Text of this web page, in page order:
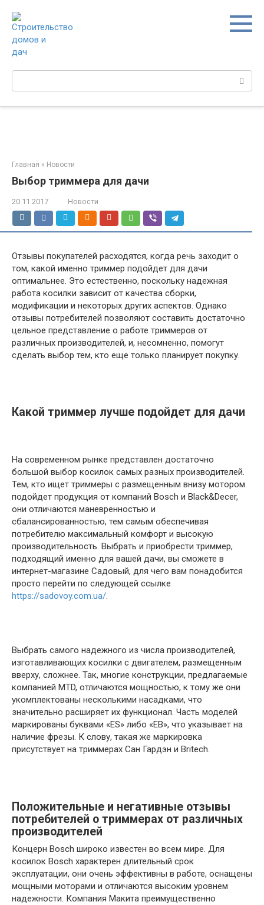
контенту
Главная » Новости
Выбор триммера для дачи
20.11.2017 Новости
Отзывы покупателей расходятся, когда речь заходит о
том, какой именно триммер подойдет для дачи
оптимальнее. Это естественно, поскольку надежная
работа косилки зависит от качества сборки,
модификации и некоторых других аспектов. Однако
отзывы потребителей позволяют составить достаточно
цельное представление о работе триммеров от
различных производителей, и, несомненно, помогут
сделать выбор тем, кто еще только планирует покупку.
Какой триммер лучше подойдет для дачи
На современном рынке представлен достаточно
большой выбор косилок самых разных производителей.
Тем, кто ищет триммеры с размещенным внизу мотором
подойдет продукция от компаний Bosch и Black&Decer,
они отличаются маневренностью и
сбалансированностью, тем самым обеспечивая
потребителю максимальный комфорт и высокую
производительность. Выбрать и приобрести триммер,
подходящий именно для вашей дачи, вы сможете в
интернет-магазине Садовый, для чего вам понадобится
просто перейти по следующей ссылке
https://sadovoy.com.ua/.
Выбрать самого надежного из числа производителей,
изготавливающих косилки с двигателем, размещенным
вверху, сложнее. Так, многие конструкции, предлагаемые
компанией MTD, отличаются мощностью, к тому же они
укомплектованы несколькими насадками, что
значительно расширяет их функционал. Часть моделей
маркированы буквами «ES» либо «EB», что указывает на
наличие фрезы. К слову, такая же маркировка
присутствует на триммерах Сан Гардэн и Britech.
Положительные и негативные отзывы
потребителей о триммерах от различных
производителей
Концерн Bosch широко известен во всем мире. Для
косилок Bosch характерен длительный срок
эксплуатации, они очень эффективны в работе, оснащены
мощными моторами и отличаются высоким уровнем
надежности. Компания Макита преимущественно